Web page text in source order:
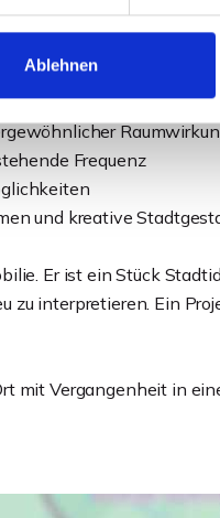
Ablehnen
Minden | Königswall
innen & außen
Frequenz
und kreative
Er ist ein Stück
zu interpretieren. Ein
mit Vergangenheit in